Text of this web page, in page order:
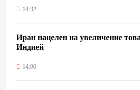
14:32
Иран нацелен на увеличение
Индией
14:06